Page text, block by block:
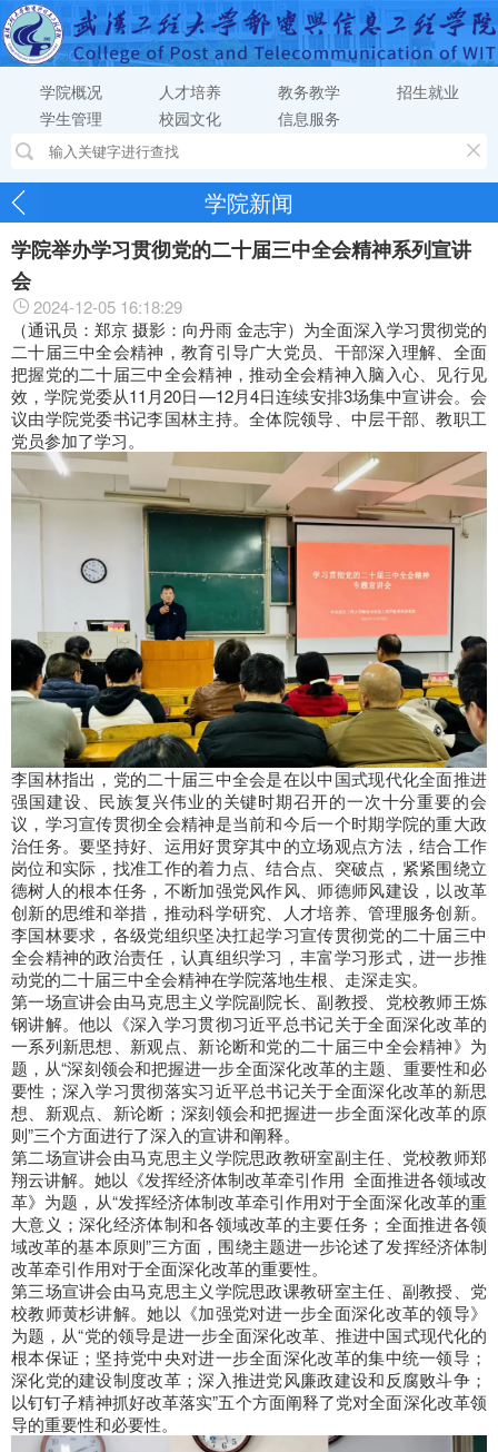
学院概况 人才培养 教务教学
招生就业
学生管理
校园文化 信息服务
学院新闻
学院举办学习贯彻党的二十届三中全会精神系列宣讲
会
2024-12-05 16:18:29
（通讯员：郑京 摄影：向丹雨 金志宇）为全面深入学习贯彻党的
二十届三中全会精神，教育引导广大党员、干部深入理解、全面
把握党的二十届三中全会精神，推动全会精神入脑入心、见行见
效，学院党委从11月20日—12月4日连续安排3场集中宣讲会。会
议由学院党委书记李国林主持。全体院领导、中层干部、教职工
党员参加了学习。
李国林指出，党的二十届三中全会是在以中国式现代化全面推进
强国建设、民族复兴伟业的关键时期召开的一次十分重要的会
议，学习宣传贯彻全会精神是当前和今后一个时期学院的重大政
治任务。要坚持好、运用好贯穿其中的立场观点方法，结合工作
岗位和实际，找准工作的着力点、结合点、突破点，紧紧围绕立
德树人的根本任务，不断加强党风作风、师德师风建设，以改革
创新的思维和举措，推动科学研究、人才培养、管理服务创新。
李国林要求，各级党组织坚决扛起学习宣传贯彻党的二十届三中
全会精神的政治责任，认真组织学习，丰富学习形式，进一步推
动党的二十届三中全会精神在学院落地生根、走深走实。
第一场宣讲会由马克思主义学院副院长、副教授、党校教师王炼
钢讲解。他以《深入学习贯彻习近平总书记关于全面深化改革的
一系列新思想、新观点、新论断和党的二十届三中全会精神》为
题，从“深刻领会和把握进一步全面深化改革的主题、重要性和必
要性；深入学习贯彻落实习近平总书记关于全面深化改革的新思
想、新观点、新论断；深刻领会和把握进一步全面深化改革的原
则”三个方面进行了深入的宣讲和阐释。
第二场宣讲会由马克思主义学院思政教研室副主任、党校教师郑
翔云讲解。她以《发挥经济体制改革牵引作用 全面推进各领域改
革》为题，从“发挥经济体制改革牵引作用对于全面深化改革的重
大意义；深化经济体制和各领域改革的主要任务；全面推进各领
域改革的基本原则”三方面，围绕主题进一步论述了发挥经济体制
改革牵引作用对于全面深化改革的重要性。
第三场宣讲会由马克思主义学院思政课教研室主任、副教授、党
校教师黄杉讲解。她以《加强党对进一步全面深化改革的领导》
为题，从“党的领导是进一步全面深化改革、推进中国式现代化的
根本保证；坚持党中央对进一步全面深化改革的集中统一领导；
深化党的建设制度改革；深入推进党风廉政建设和反腐败斗争；
以钉钉子精神抓好改革落实”五个方面阐释了党对全面深化改革领
导的重要性和必要性。